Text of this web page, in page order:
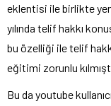
eklentisi ile birlikte
yılında telif hakkı
bu özelliği ile telif
eğitimi zorunlu
Bu da youtube